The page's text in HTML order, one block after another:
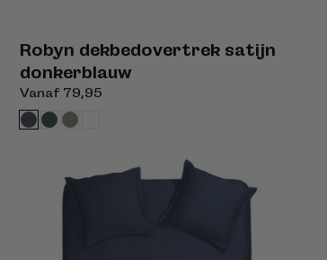
Robyn dekbedovertrek satijn
donkerblauw
Normale
prijs
Vanaf 79,95